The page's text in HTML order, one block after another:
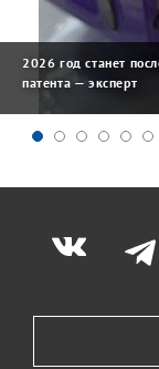
2026 год станет
патента — эксперт